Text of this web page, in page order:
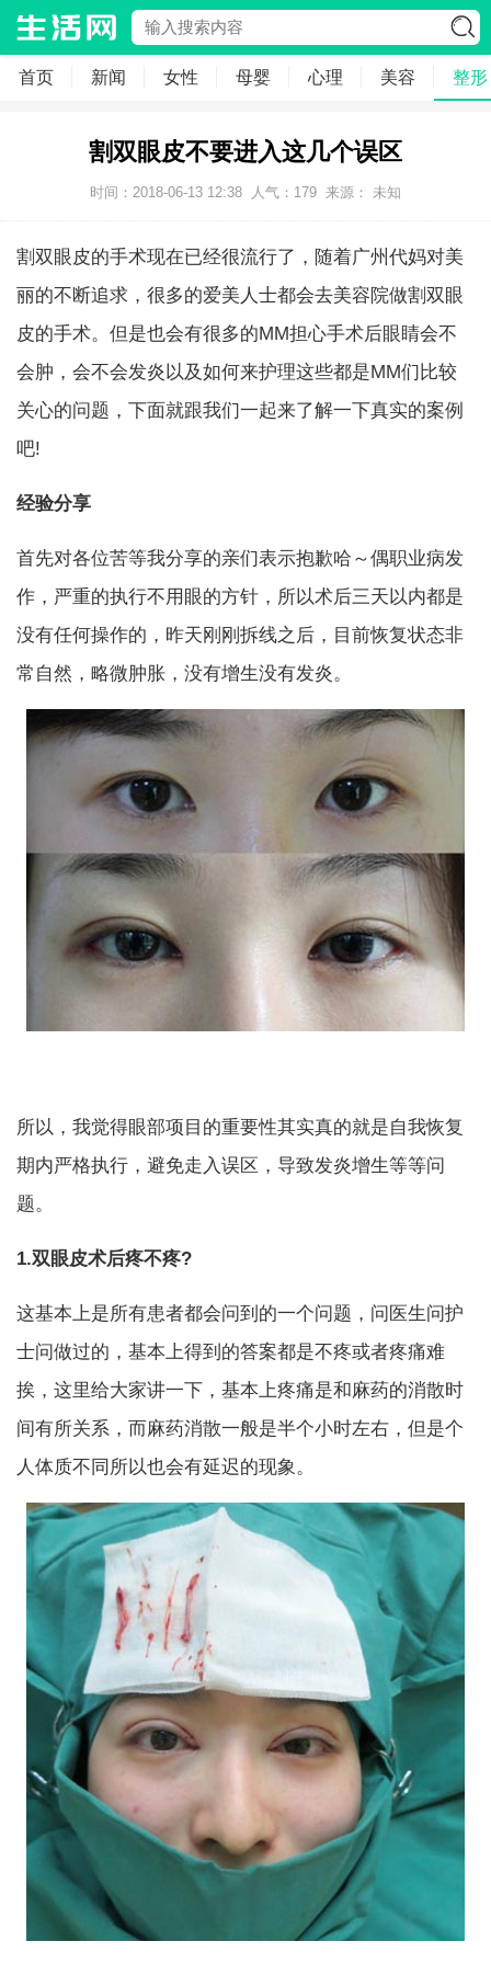
首页 新闻 女性 母婴 心理 美容 整形
割双眼皮不要进入这几个误区
时间：2018-06-13 12:38 人气： 179 来源： 未知
割双眼皮的手术现在已经很流行了，随着广州代妈对美
丽的不断追求，很多的爱美人士都会去美容院做割双眼
皮的手术。但是也会有很多的MM担心手术后眼睛会不
会肿，会不会发炎以及如何来护理这些都是MM们比较
关心的问题，下面就跟我们一起来了解一下真实的案例
吧!
经验分享
首先对各位苦等我分享的亲们表示抱歉哈～偶职业病发
作，严重的执行不用眼的方针，所以术后三天以内都是
没有任何操作的，昨天刚刚拆线之后，目前恢复状态非
常自然，略微肿胀，没有增生没有发炎。
所以，我觉得眼部项目的重要性其实真的就是自我恢复
期内严格执行，避免走入误区，导致发炎增生等等问
题。
1.双眼皮术后疼不疼?
这基本上是所有患者都会问到的一个问题，问医生问护
士问做过的，基本上得到的答案都是不疼或者疼痛难
挨，这里给大家讲一下，基本上疼痛是和麻药的消散时
间有所关系，而麻药消散一般是半个小时左右，但是个
人体质不同所以也会有延迟的现象。